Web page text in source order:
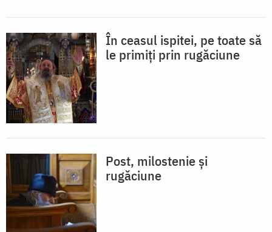
În ceasul ispitei, pe toate să
le primiți prin rugăciune
Post, milostenie și
rugăciune